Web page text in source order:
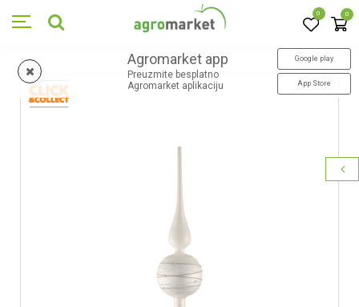
0 0
Agromarket app
Preuzmite besplatno
Agromarket aplikaciju
Google play
App Store